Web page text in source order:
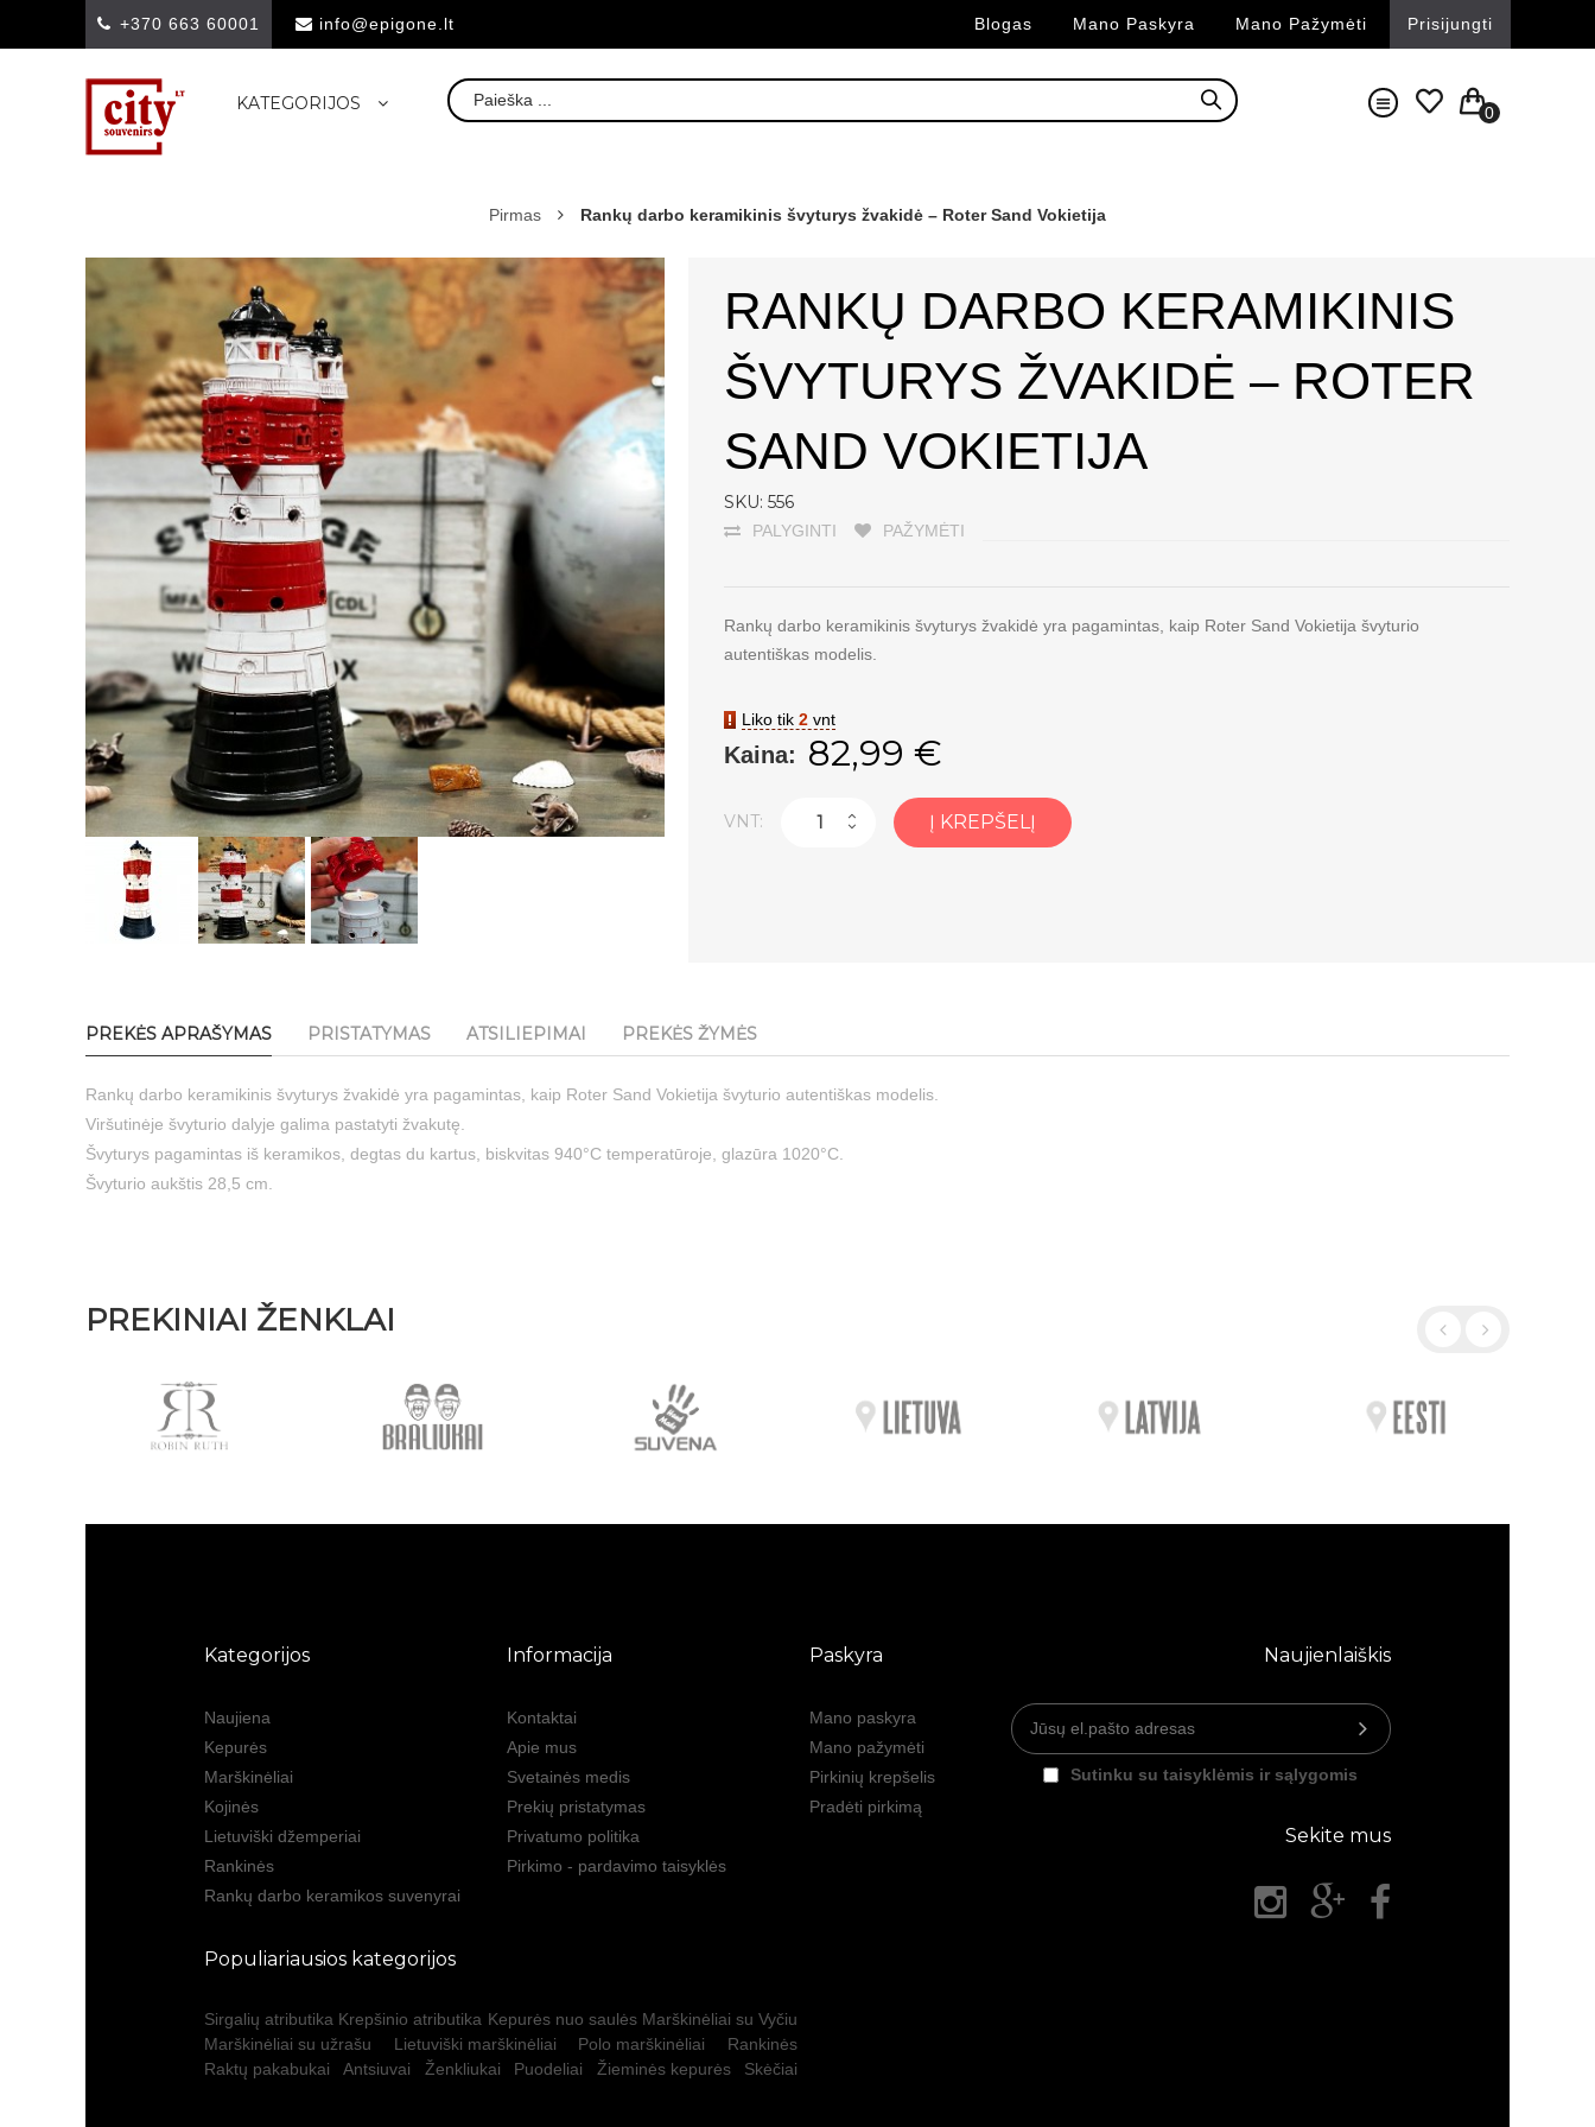
+370 663 60001 info@epigone.lt Blogas Mano Paskyra Mano Pažymėti Prisijungti
KATEGORIJOS 0
Pirmas Rankų darbo keramikinis švyturys žvakidė – Roter Sand Vokietija
RANKŲ DARBO KERAMIKINIS
ŠVYTURYS ŽVAKIDĖ – ROTER
SAND VOKIETIJA
SKU: 556
PALYGINTI PAŽYMĖTI
Rankų darbo keramikinis švyturys žvakidė yra pagamintas, kaip Roter Sand Vokietija švyturio
autentiškas modelis.
Liko tik2 vnt
Kaina: 82,99 €
VNT: Į KREPŠELĮ
PREKĖS APRAŠYMAS PRISTATYMAS ATSILIEPIMAI PREKĖS ŽYMĖS
Rankų darbo keramikinis švyturys žvakidė yra pagamintas, kaip Roter Sand Vokietija švyturio autentiškas modelis.
Viršutinėje švyturio dalyje galima pastatyti žvakutę.
Švyturys pagamintas iš keramikos, degtas du kartus, biskvitas 940°C temperatūroje, glazūra 1020°C.
Švyturio aukštis 28,5 cm.
PREKINIAI ŽENKLAI
Kategorijos
Naujiena
Kepurės
Marškinėliai
Kojinės
Lietuviški džemperiai
Rankinės
Rankų darbo keramikos suvenyrai
Informacija
Kontaktai
Apie mus
Svetainės medis
Prekių pristatymas
Privatumo politika
Pirkimo - pardavimo taisyklės
Paskyra
Mano paskyra
Mano pažymėti
Pirkinių krepšelis
Pradėti pirkimą
Naujienlaiškis
Sutinku su taisyklėmis ir sąlygomis
Sekite mus
Populiariausios kategorijos
Sirgalių atributika Krepšinio atributika Kepurės nuo saulės Marškinėliai su Vyčiu
Marškinėliai su užrašu
Lietuviški marškinėliai Polo marškinėliai
Rankinės
Raktų pakabukai
Antsiuvai Ženkliukai Puodeliai Žieminės kepurės Skėčiai